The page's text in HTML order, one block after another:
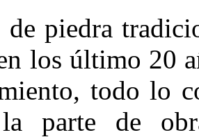
piedra
los último 20
todo lo
parte de